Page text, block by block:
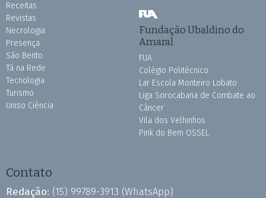
Receitas
Revistas
Necrologia
Presença
São Bento
Tá na Rede
Tecnologia
Turismo
Uniso Ciência
Fundação Ubaldino do
Amaral
FUA
Colégio Politécnico
Lar Escola Monteiro Lobato
Liga Sorocabana de Combate ao
Câncer
Vila dos Velhinhos
Pink do Bem OSSEL
Contato
Redação: (15) 99789-3913 (WhatsApp)